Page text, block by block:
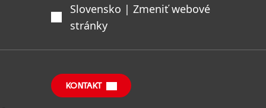
Slovensko | Zmeniť webové
stránky
KONTAKT